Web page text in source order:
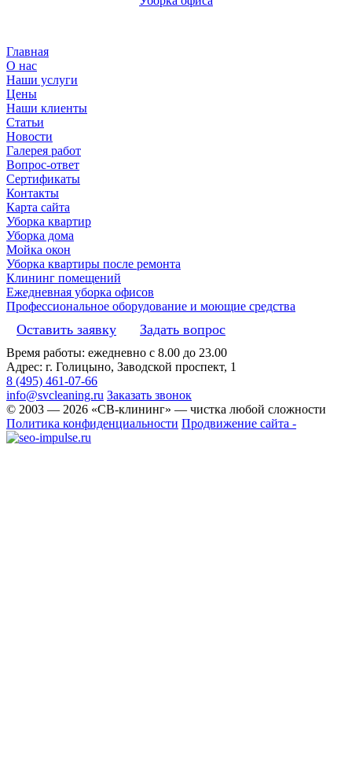
Главная
О нас
Наши услуги
Цены
Наши клиенты
Статьи
Новости
Галерея работ
Вопрос-ответ
Сертификаты
Контакты
Карта сайта
Уборка квартир
Уборка дома
Мойка окон
Уборка квартиры после ремонта
Клининг помещений
Ежедневная уборка офисов
Профессиональное оборудование и моющие средства
Оставить заявку Задать вопрос
Время работы: ежедневно с 8.00 до 23.00
Адрес: г. Голицыно, Заводской проспект, 1
8 (495) 461-07-66
info@svcleaning.ru Заказать звонок
© 2003 — 2026 «СВ-клининг» — чистка любой сложности
Политика конфиденциальности Продвижение сайта -